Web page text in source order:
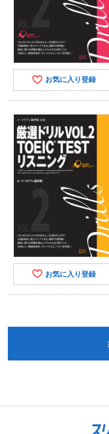
お気に入り登録
お気に入り登録